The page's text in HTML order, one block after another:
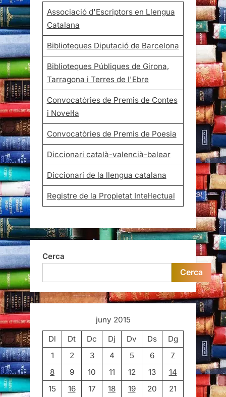
Associació d'Escriptors en Llengua
Catalana
Biblioteques Diputació de Barcelona
Biblioteques Públiques de Girona,
Tarragona i Terres de l'Ebre
Convocatòries de Premis de Contes
i Novel·la
Convocatòries de Premis de Poesia
Diccionari català-valencià-balear
Diccionari de la llengua catalana
Registre de la Propietat Intel·lectual
Cerca
Cerca
juny 2015
Dl
Dt Dc Dj Dv Ds
Dg
1
2 3 4 5 6
7
8
9 10 11 12 13
14
15
16 17 18 19 20 21